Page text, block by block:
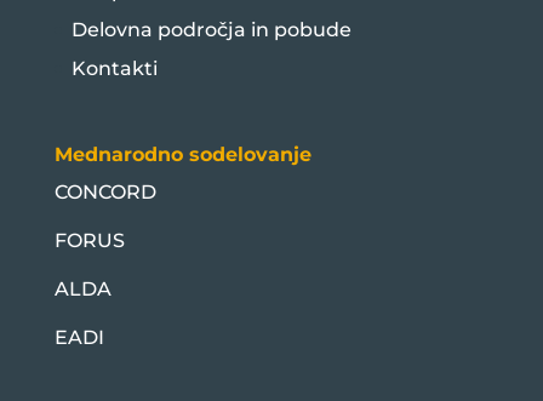
Delovna področja in pobude
Kontakti
Mednarodno sodelovanje
CONCORD
FORUS
ALDA
EADI